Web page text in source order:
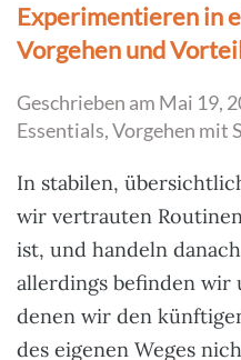
Experimentieren in
Vorgehen und
Geschrieben am Mai 19,
Essentials,Vorgehen mit
In stabilen,
wir vertrauten
ist, und handeln
allerdings befinden wir
denen wir den
des eigenen Weges